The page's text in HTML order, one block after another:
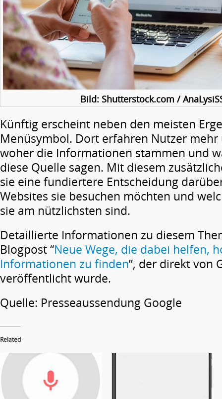
Bild: Shutterstock.com /
Künftig erscheint neben den meisten
Menüsymbol. Dort erfahren Nutzer mehr
woher die Informationen stammen und
diese Quelle sagen. Mit diesem
sie eine fundiertere Entscheidung
Websites sie besuchen möchten und
sie am nützlichsten sind.
Detaillierte Informationen zu diesem
Blogpost “Neue Wege, die dabei helfen,
Informationen zu finden”, der direkt von
veröffentlicht wurde.
Quelle: Presseaussendung Google
Related